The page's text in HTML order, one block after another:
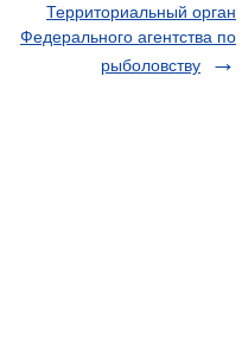
Территориальный орган
Федерального агентства по
рыболовству